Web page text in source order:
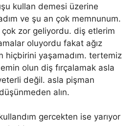
kullan demesi üzerine
ve şu an çok memnunum.
zor geliyordu. diş etlerim
oluyordu fakat ağız
hiçbirini yaşamadım. tertemiz
olun diş fırçalamak asla
değil. asla pişman
alın.
gercekten ise yarıyor